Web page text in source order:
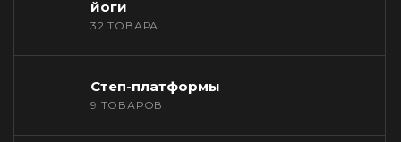
йоги
32 ТОВАРА
Степ-платформы
9 ТОВАРОВ